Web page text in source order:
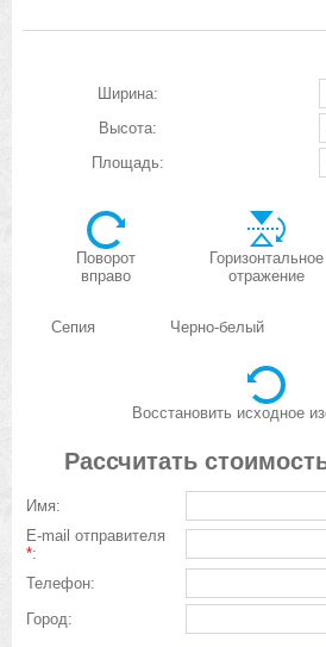
Ширина:
Высота:
Площадь:
Поворот
вправо
Горизонтальное
отражение
Сепия Черно-белый
Восстановить исходное
Рассчитать
Имя:
E-mail отправителя
*:
Телефон:
Город: